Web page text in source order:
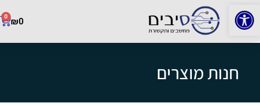
פתח סרגל נגישות ₪0
0
חנות מוצרים